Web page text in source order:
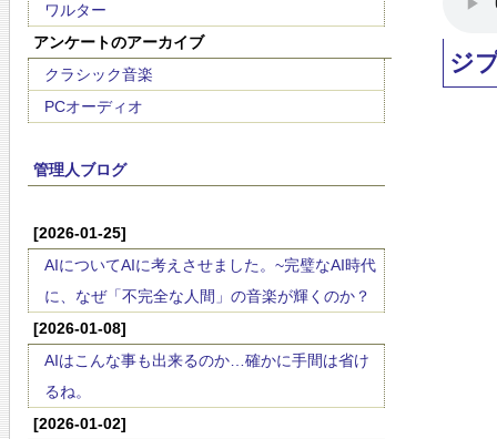
ワルター
アンケートのアーカイブ
クラシック音楽
PCオーディオ
管理人ブログ
[2026-01-25]
AIについてAIに考えさせました。~完璧なAI時代
に、なぜ「不完全な人間」の音楽が輝くのか？
[2026-01-08]
AIはこんな事も出来るのか…確かに手間は省け
るね。
[2026-01-02]
ジ